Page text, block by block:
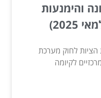
והימנעות
הציות לחוק מערכת
לקיומה